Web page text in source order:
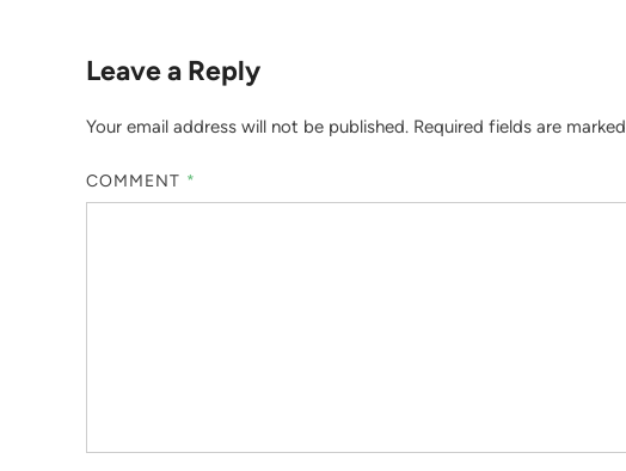
Leave a Reply
Your email address will not be published. Required fields are marked
COMMENT *